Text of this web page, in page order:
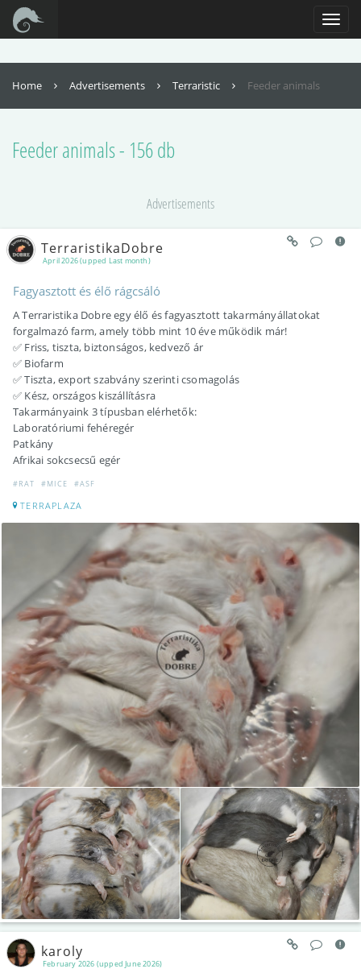
For full functionality of this site it is necessary to enable JavaScript. Here are
theinstructions how to enable JavaScript in your web browser
Toggle
Home Advertisements Terraristic Feeder animals
Feeder animals - 156 db
Advertisements
April 2026 (upped Last month)
TerraristikaDobre
Fagyasztott és élő rágcsáló
A Terraristika Dobre egy élő és fagyasztott takarmányállatokat
forgalmazó farm, amely több mint 10 éve működik már!
✅ Friss, tiszta, biztonságos, kedvező ár
✅ Biofarm
✅ Tiszta, export szabvány szerinti csomagolás
✅ Kész, országos kiszállításra
Takarmányaink 3 típusban elérhetők:
Laboratóriumi fehéregér
Patkány
Afrikai sokcsecsű egér
#RAT #MICE #ASF
TERRAPLAZA
February 2026 (upped June 2026)
karoly